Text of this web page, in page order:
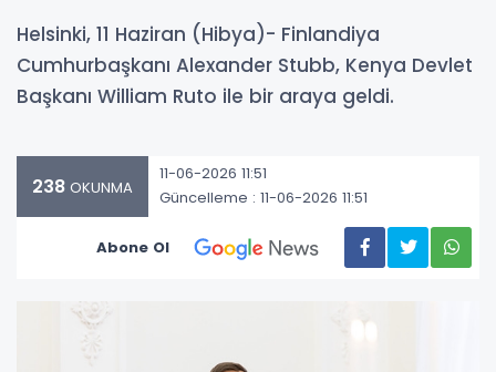
Helsinki, 11 Haziran (Hibya)- Finlandiya
Cumhurbaşkanı Alexander Stubb, Kenya Devlet
Başkanı William Ruto ile bir araya geldi.
238 OKUNMA
11-06-2026 11:51
Güncelleme : 11-06-2026 11:51
Abone Ol